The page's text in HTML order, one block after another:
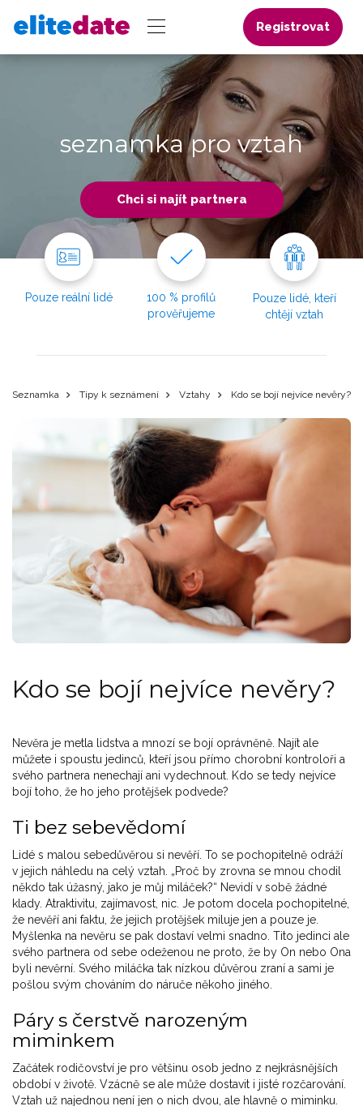
Registrovat
seznamka pro vztah
Chci si najít partnera
Pouze reální lidé
100 % profilů
prověřujeme
Pouze lidé, kteří
chtějí vztah
Seznamka Tipy k seznámení Vztahy Kdo se bojí nejvíce nevěry?
Kdo se bojí nejvíce nevěry?
Nevěra je metla lidstva a mnozí se bojí oprávněně. Najít ale
můžete i spoustu jedinců, kteří jsou přímo chorobní kontroloři a
svého partnera nenechají ani vydechnout. Kdo se tedy nejvíce
bojí toho, že ho jeho protějšek podvede?
Ti bez sebevědomí
Lidé s malou sebedůvěrou si nevěří. To se pochopitelně odráží
v jejich náhledu na celý vztah. „Proč by zrovna se mnou chodil
někdo tak úžasný, jako je můj miláček?“ Nevidí v sobě žádné
klady. Atraktivitu, zajímavost, nic. Je potom docela pochopitelné,
že nevěří ani faktu, že jejich protějšek miluje jen a pouze je.
Myšlenka na nevěru se pak dostaví velmi snadno. Tito jedinci ale
svého partnera od sebe odeženou ne proto, že by On nebo Ona
byli nevěrní. Svého miláčka tak nízkou důvěrou zraní a sami je
pošlou svým chováním do náruče někoho jiného.
Páry s čerstvě narozeným
miminkem
Začátek rodičovství je pro většinu osob jedno z nejkrásnějších
období v životě. Vzácně se ale může dostavit i jisté rozčarování.
Vztah už najednou není jen o nich dvou, ale hlavně o miminku.